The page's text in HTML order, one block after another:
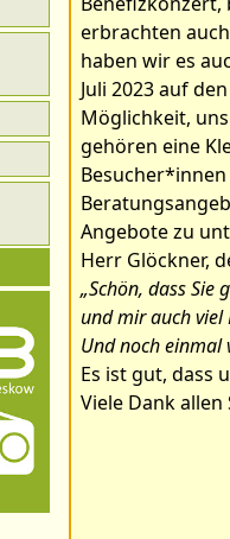
erbrachten
haben wir es
Juli 2023 auf
Möglichkeit,
gehören eine
Angebote zu
Herr Glöckner,
„Schön, dass
und mir auch viel
Und noch einmal
Es ist gut, dass
Viele Dank